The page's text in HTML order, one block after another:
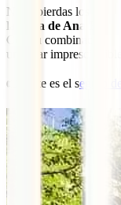
No te pierdas los
la
Casa de Ana Frank
Con su combinación
un lugar
👉 Este es el seguro